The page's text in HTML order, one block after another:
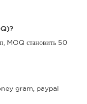
MOQ становить 50
gram, paypal